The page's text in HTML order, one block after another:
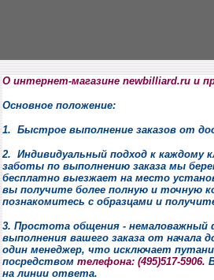
О интернет-магазине newbilliard.ru и
Основное положение:
1. Быстрое выполнение заказов от
2. Индивидуальный подход к каждому
заботы по выполнению заказа мы
бесплатно выезжает на место
вы получите более полную и точную
познакомитесь с образцами и
3. Простота общения -
выполнения вашего заказа от начала
один менеджер, что исключает
посредством телефона: (495)517-5906.
на линии ответа.